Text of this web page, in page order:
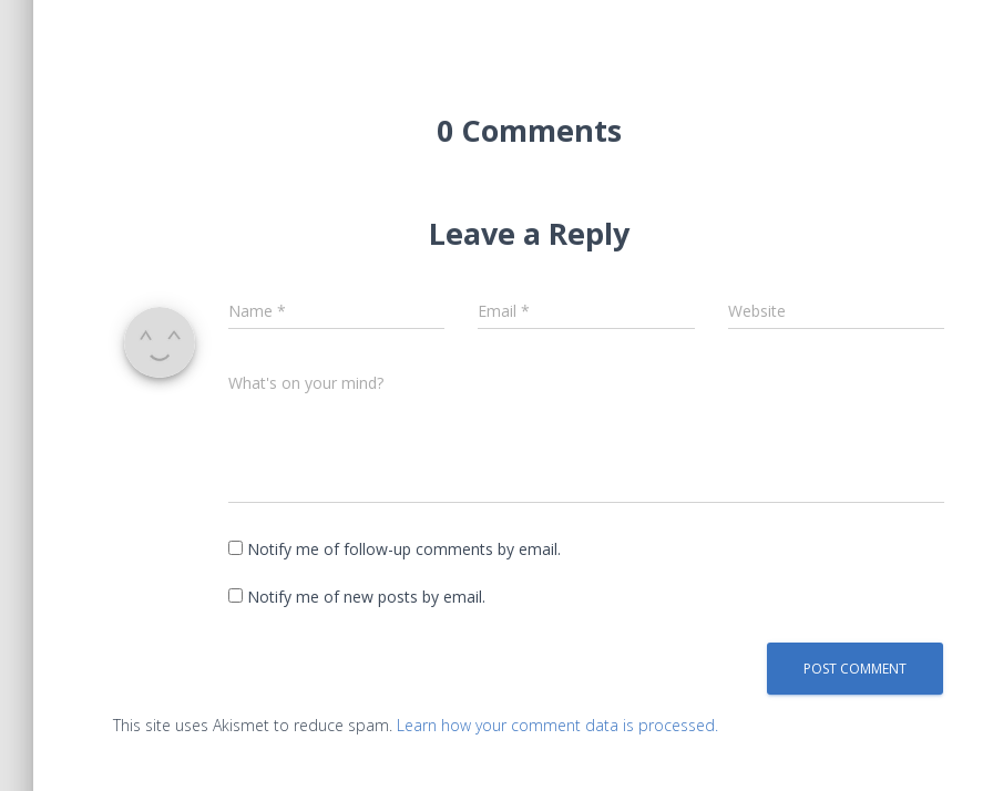
0 Comments
Leave a Reply
Name * Email * Website
What's on your mind?
Notify me of follow-up comments by email.
Notify me of new posts by email.
This site uses Akismet to reduce spam. Learn how your comment data is processed.